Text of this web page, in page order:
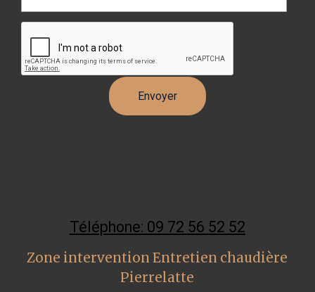
Téléphone: 09 72 56 52 52
Zone intervention Entretien chaudière
Pierrelatte